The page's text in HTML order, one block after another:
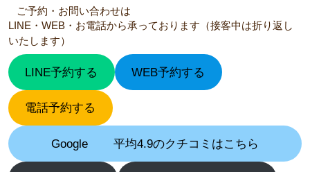
ご予約・お問い合わせは
LINE・WEB・お電話から承っております（接客中は折り返し
いたします）
LINE予約する WEB予約する
電話予約する
Google 平均4.9のクチコミはこちら